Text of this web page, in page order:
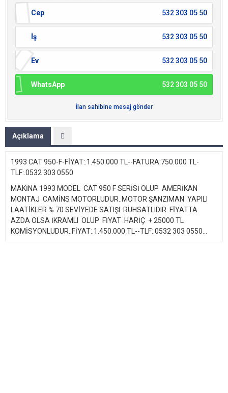
Cep 532 303 05 50
İş 532 303 05 50
Ev 532 303 05 50
WhatsApp 532 303 05 50
İlan sahibine mesaj gönder
Açıklama
1993 CAT 950-F-FİYAT:.1.450.000 TL--FATURA:750.000 TL-
TLF:.0532 303 0550
MAKİNA 1993 MODEL CAT 950 F SERİSİ OLUP AMERİKAN
MONTAJ CAMİNS MOTORLUDUR..MOTOR ŞANZIMAN YAPILI
LAATİKLER % 70 SEVİYEDE SATIŞI RUHSATLIDIR..FİYATTA
AZDA OLSA İKRAMLI OLUP FİYAT HARİÇ + 25000 TL
KOMİSYONLUDUR..FİYAT:.1.450.000 TL--TLF:.0532 303 0550...